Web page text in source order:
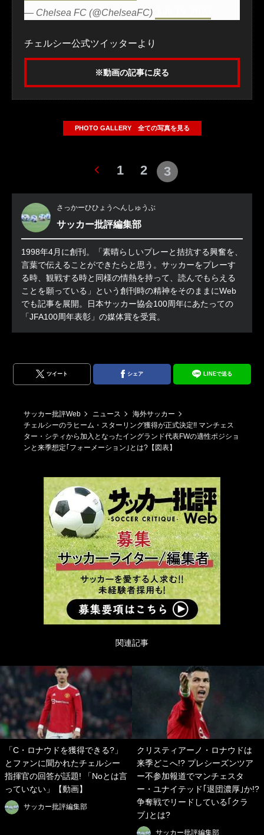
— Chelsea FC (@ChelseaFC)
チェルシー公式ツイッターより
※動画の記事に戻る
PHOTO GALLERY 全ての写真を見る
1 2 3
さっかーひひょうへんしゅうぶ
サッカー批評編集部
1998年4月に創刊。「素晴らしいプレーと拮抗する興奮を、
言葉で伝えることができたらと思う。サッカーをプレーす
る時、観戦する時と同様の情熱を持って、読んでもらえる
ことを願っている」という創刊時の精神をそのままにWeb
でも記事を展開。日本サッカー協会100周年にあたっての
「JFA100周年表彰」の媒体賞を受賞。
ツイート シェア LINEで送る
サッカー批評Web ニュース
海外サッカー
チェルシーのラヒーム・スターリング獲得が正式決定!! マンチェス
ター・シティから加入となったイングランド代表FWの適性ポジショ
ンと来季想定｢フォーメーション｣とは?【図表】
関連記事
「C・ロナウドを獲得できる?」
とファンに聞かれたチェルシー
指揮官の回答が話題! 「Noとは言
っていない」【動画】
サッカー批評編集部
クリスティアーノ・ロナウドは
来季どこへ!? プレシーズンツア
ー不参加報道でマンチェスタ
ー・ユナイテッド｢退団濃厚｣か!?
争奪戦でリードしている｢クラ
ブ｣とは?
サッカー批評編集部